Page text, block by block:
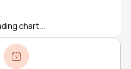
chart...